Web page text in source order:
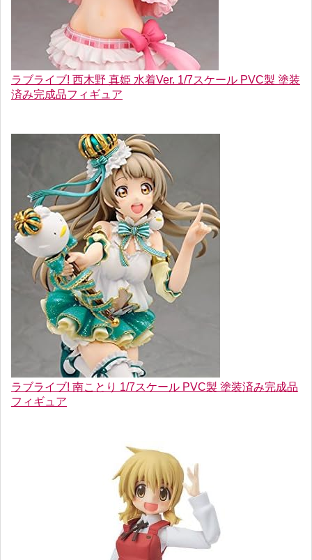
ラブライブ! 西木野 真姫 水着Ver. 1/7スケール PVC製 塗装
済み完成品フィギュア
ラブライブ! 南ことり 1/7スケール PVC製 塗装済み完成品
フィギュア